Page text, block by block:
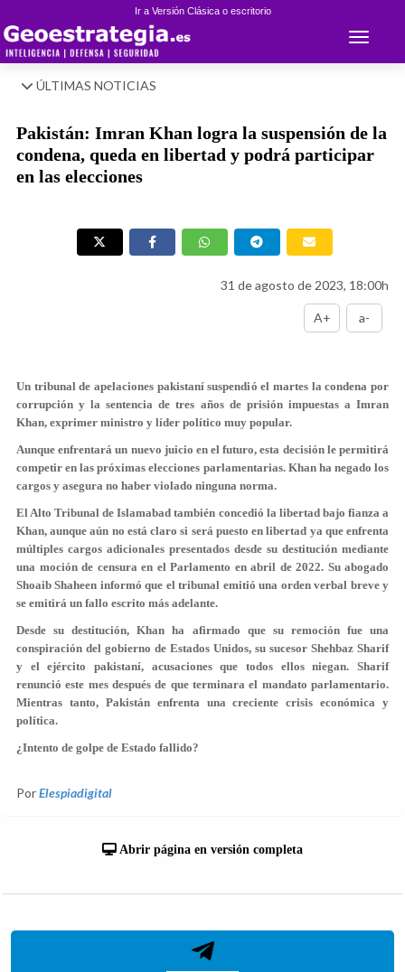
Ir a Versión Clásica o escritorio
Toggle
ÚLTIMAS NOTICIAS
Pakistán: Imran Khan logra la suspensión de la
condena, queda en libertad y podrá participar
en las elecciones
31 de agosto de 2023, 18:00h
A+ a-
Un tribunal de apelaciones pakistaní suspendió el martes la condena por
corrupción y la sentencia de tres años de prisión impuestas a Imran
Khan, exprimer ministro y líder político muy popular.
Aunque enfrentará un nuevo juicio en el futuro, esta decisión le permitirá
competir en las próximas elecciones parlamentarias. Khan ha negado los
cargos y asegura no haber violado ninguna norma.
El Alto Tribunal de Islamabad también concedió la libertad bajo fianza a
Khan, aunque aún no está claro si será puesto en libertad ya que enfrenta
múltiples cargos adicionales presentados desde su destitución mediante
una moción de censura en el Parlamento en abril de 2022. Su abogado
Shoaib Shaheen informó que el tribunal emitió una orden verbal breve y
se emitirá un fallo escrito más adelante.
Desde su destitución, Khan ha afirmado que su remoción fue una
conspiración del gobierno de Estados Unidos, su sucesor Shehbaz Sharif
y el ejército pakistaní, acusaciones que todos ellos niegan. Sharif
renunció este mes después de que terminara el mandato parlamentario.
Mientras tanto, Pakistán enfrenta una creciente crisis económica y
política.
¿Intento de golpe de Estado fallido?
PorElespiadigital
Abrir página en versión completa